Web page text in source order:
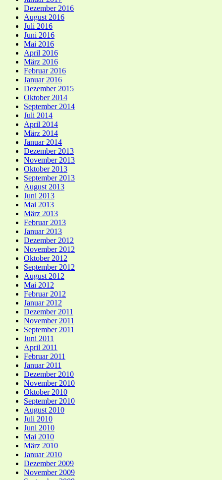
Dezember 2016
August 2016
Juli 2016
Juni 2016
Mai 2016
April 2016
März 2016
Februar 2016
Januar 2016
Dezember 2015
Oktober 2014
September 2014
Juli 2014
April 2014
März 2014
Januar 2014
Dezember 2013
November 2013
Oktober 2013
September 2013
August 2013
Juni 2013
Mai 2013
März 2013
Februar 2013
Januar 2013
Dezember 2012
November 2012
Oktober 2012
September 2012
August 2012
Mai 2012
Februar 2012
Januar 2012
Dezember 2011
November 2011
September 2011
Juni 2011
April 2011
Februar 2011
Januar 2011
Dezember 2010
November 2010
Oktober 2010
September 2010
August 2010
Juli 2010
Juni 2010
Mai 2010
März 2010
Januar 2010
Dezember 2009
November 2009